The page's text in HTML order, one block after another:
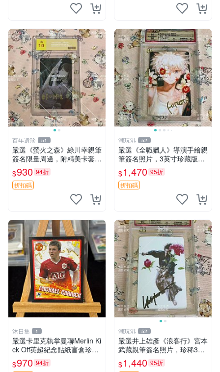
百年遺珍 51
嚴選《螢火之森》綠川幸親筆
簽名限量周邊，附精美卡套收
藏 螢火之森 親筆簽名 周邊收
藏
$930 94折
折扣碼
潮玩港 52
嚴選《全職獵人》導演手繪親
筆簽名照片，3英寸珍藏版周
邊 HUNTER×HUNTER 罕見
收藏 親筆簽名周邊 尤利
$1,470 95折
折扣碼
沐日集 1
嚴選卡里克執掌曼聯Merlin Ki
ck Off英超紀念貼紙盲盒珍藏
款 英超 貼紙 紀念盲盒
$970 94折
潮玩港 52
嚴選井上雄彥《浪客行》宮本
武藏親筆簽名照片，珍稀3英
寸國外直帶原圖實物 浪客行
紙質 簽名 宮本武藏
$1,440 95折